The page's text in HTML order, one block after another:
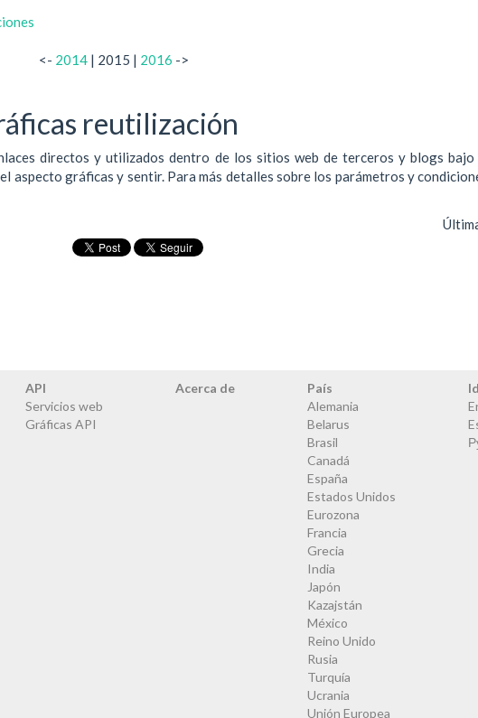
<- 2014 | 2015 | 2016 ->
reutilización
directos y utilizados dentro de los sitios web de terceros y blogs
aspecto gráficas y sentir. Para más detalles sobre los parámetros y
API
Servicios web
Gráficas API
Acerca de
País
Alemania
Belarus
Brasil
Canadá
España
Estados Unidos
Eurozona
Francia
Grecia
India
Japón
Kazajstán
México
Reino Unido
Rusia
Turquía
Ucrania
Unión Europea